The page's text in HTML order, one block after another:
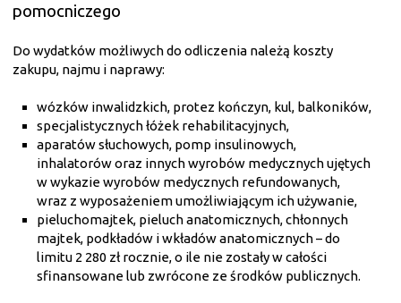
pomocniczego
Do wydatków możliwych do odliczenia należą koszty
zakupu, najmu i naprawy:
wózków inwalidzkich, protez kończyn, kul, balkoników,
specjalistycznych łóżek rehabilitacyjnych,
aparatów słuchowych, pomp insulinowych,
inhalatorów oraz innych wyrobów medycznych ujętych
w wykazie wyrobów medycznych refundowanych,
wraz z wyposażeniem umożliwiającym ich używanie,
pieluchomajtek, pieluch anatomicznych, chłonnych
majtek, podkładów i wkładów anatomicznych – do
limitu 2 280 zł rocznie, o ile nie zostały w całości
sfinansowane lub zwrócone ze środków publicznych.